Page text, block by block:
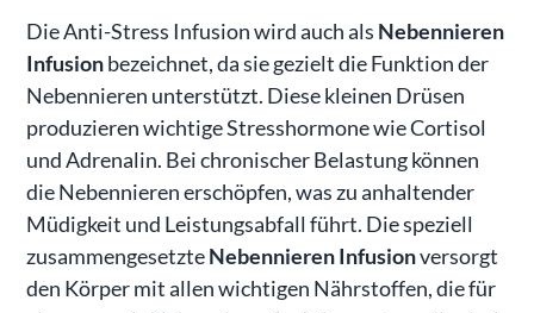
Die Anti-Stress Infusion wird auch als Nebennieren
Infusionbezeichnet, da sie gezielt die Funktion der
Nebennieren unterstützt. Diese kleinen Drüsen
produzieren wichtige Stresshormone wie Cortisol
und Adrenalin. Bei chronischer Belastung können
die Nebennieren erschöpfen, was zu anhaltender
Müdigkeit und Leistungsabfall führt. Die speziell
zusammengesetzteNebennieren Infusionversorgt
den Körper mit allen wichtigen Nährstoffen, die für